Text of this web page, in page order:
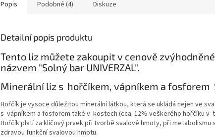
Popis Podobné (4) Diskuze
Detailní popis produktu
Tento liz můžete zakoupit v cenově
názvem "Solný bar UNIVERZAL".
Minerální liz s hořčíkem, vápníkem a fosforem
Hořčík je vysoce důležitou minerální látkou, která se ukládá nejen ve
s vápníkem a fosforem také v kostech (cca. 12% veškerého hořčíku v
Hořčík platí za klíčový prvek při tvorbě svalové hmoty, při metabolismu
zdravou funkční svalovou hmotu.